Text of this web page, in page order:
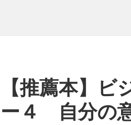
【推薦本】
ー４ 自分の